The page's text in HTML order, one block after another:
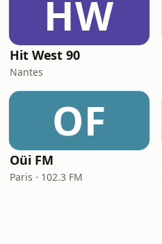
HW
Hit West 90
Nantes
OF
Oüi FM
Paris · 102.3 FM